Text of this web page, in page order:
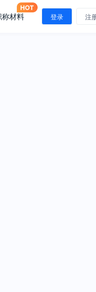
称材料 登录 注